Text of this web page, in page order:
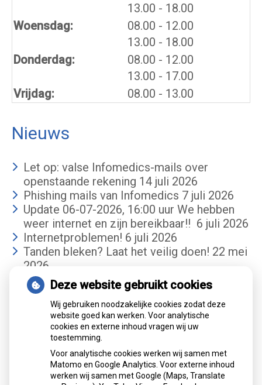
13.00 tot
- 18.00
Woensdag:
08.00 tot
- 12.00
13.00 tot
- 18.00
Donderdag:
08.00 tot
- 12.00
13.00 tot
- 17.00
Vrijdag:
08.00 - 13.00
Nieuws
Let op: valse Infomedics-mails over
openstaande rekening 14 juli 2026
Phishing mails van Infomedics 7 juli 2026
Update 06-07-2026, 16:00 uur We hebben
weer internet en zijn bereikbaar!! 6 juli 2026
Internetproblemen! 6 juli 2026
Tanden bleken? Laat het veilig doen! 22 mei
2026
Gemiddelde cijfer
Deze website gebruikt cookies
Wij gebruiken noodzakelijke cookies zodat deze
website goed kan werken. Voor analytische
cookies en externe inhoud vragen wij uw
toestemming.
Voor analytische cookies werken wij samen met
Matomo en Google Analytics. Voor externe inhoud
werken wij samen met Google (Maps, Translate